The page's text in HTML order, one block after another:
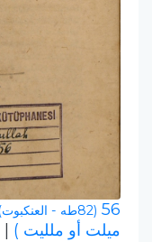
56 (82طه - العنكبوت)
ميلت أو ملليت )